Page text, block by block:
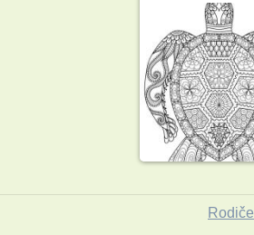
Rodiče